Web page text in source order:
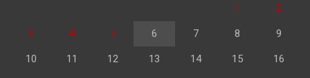
1 2
3 4 5 6 7 8 9
10 11 12 13 14 15 16